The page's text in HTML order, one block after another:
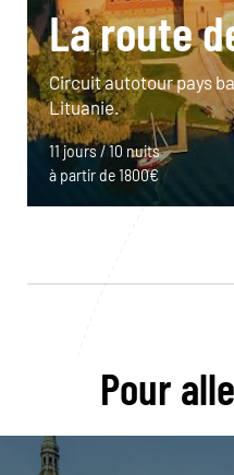
La route
Circuit autotour pays
Lituanie.
11 jours / 10 nuits
à partir de 1800€
Pour